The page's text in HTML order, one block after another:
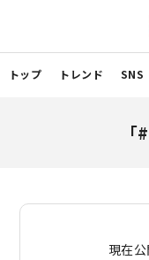
トップ トレンド SNS
現在